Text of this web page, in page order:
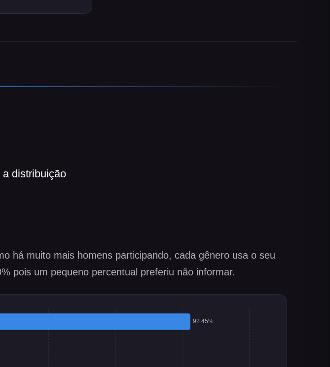
distribuição
há muito mais homens participando, cada gênero usa o seu
pois um pequeno percentual preferiu não informar.